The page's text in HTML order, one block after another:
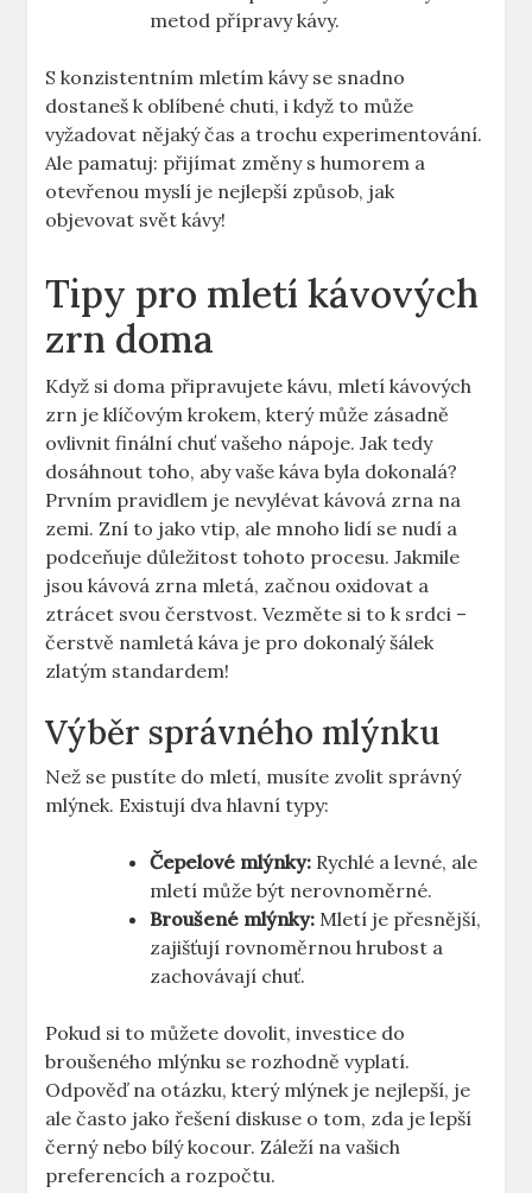
metod přípravy kávy.
S konzistentním mletím kávy se snadno
dostaneš k oblíbené ⁤chuti, i když to může
vyžadovat nějaký čas a trochu experimentování.
Ale pamatuj: ⁢přijímat změny s humorem a
otevřenou myslí je nejlepší způsob, jak
objevovat svět kávy!
Tipy‍ pro mletí kávových
zrn doma
Když si doma připravujete kávu, mletí kávových
zrn je klíčovým krokem, který může zásadně
ovlivnit finální chuť vašeho ⁤nápoje. Jak tedy⁢
dosáhnout toho, aby vaše káva byla dokonalá?
Prvním pravidlem je nevylévat kávová zrna na
zemi. Zní to jako vtip,‌ ale mnoho lidí ⁤se nudí a
podceňuje důležitost tohoto procesu. Jakmile
jsou kávová zrna mletá, začnou oxidovat a
ztrácet svou čerstvost. Vezměte si to k srdci –
čerstvě namletá káva je pro dokonalý ⁣šálek
zlatým standardem!
Výběr správného mlýnku
Než se pustíte do mletí, musíte zvolit správný
⁢mlýnek. Existují dva hlavní typy:
Čepelové mlýnky: Rychlé a levné, ale
mletí může být nerovnoměrné.
Broušené mlýnky: Mletí ⁣je přesnější,
zajišťují rovnoměrnou hrubost a
zachovávají chuť.
Pokud si to můžete dovolit, investice do
broušeného mlýnku‌ se rozhodně vyplatí.‍
Odpověď na otázku, který ⁢mlýnek je nejlepší, je
ale často jako řešení diskuse o tom, zda je lepší
černý nebo⁣ bílý kocour. Záleží na vašich
preferencích a rozpočtu.